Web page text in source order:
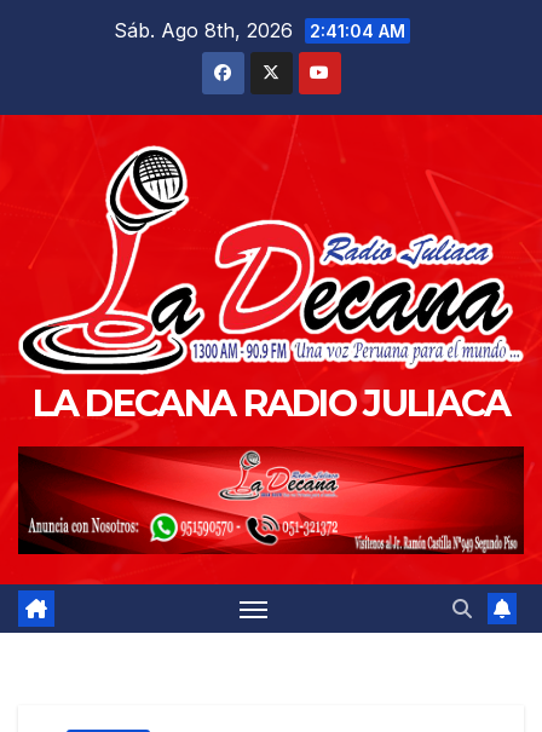
Sáb. Ago 8th, 2026 2:41:05 AM
LA DECANA RADIO JULIACA